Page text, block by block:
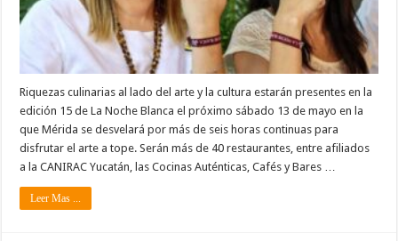
Riquezas culinarias al lado del arte y la cultura estarán presentes en la
edición 15 de La Noche Blanca el próximo sábado 13 de mayo en la
que Mérida se desvelará por más de seis horas continuas para
disfrutar el arte a tope. Serán más de 40 restaurantes, entre afiliados
a la CANIRAC Yucatán, las Cocinas Auténticas, Cafés y Bares …
Leer Mas ...